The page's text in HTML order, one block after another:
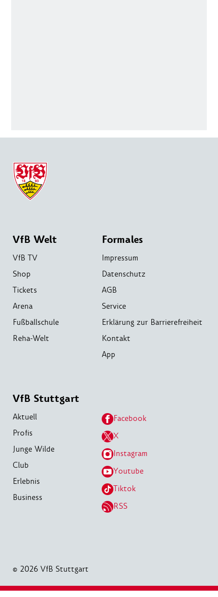
VfB Welt
VfB TV
Shop
Tickets
Arena
Fußballschule
Reha-Welt
Formales
Impressum
Datenschutz
AGB
Service
Erklärung zur Barrierefreiheit
Kontakt
App
VfB Stuttgart
Aktuell
Profis
Junge Wilde
Club
Erlebnis
Business
Facebook
X
Instagram
Youtube
Tiktok
RSS
© 2026 VfB Stuttgart